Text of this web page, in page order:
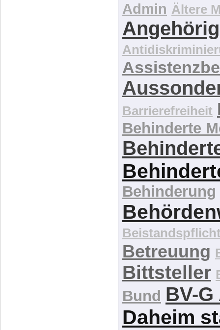
Admin Ältere
Barrierefreiheit
Behinderte
Behinderung
Betreuung
Bittsteller
Bund BV-
Daheim